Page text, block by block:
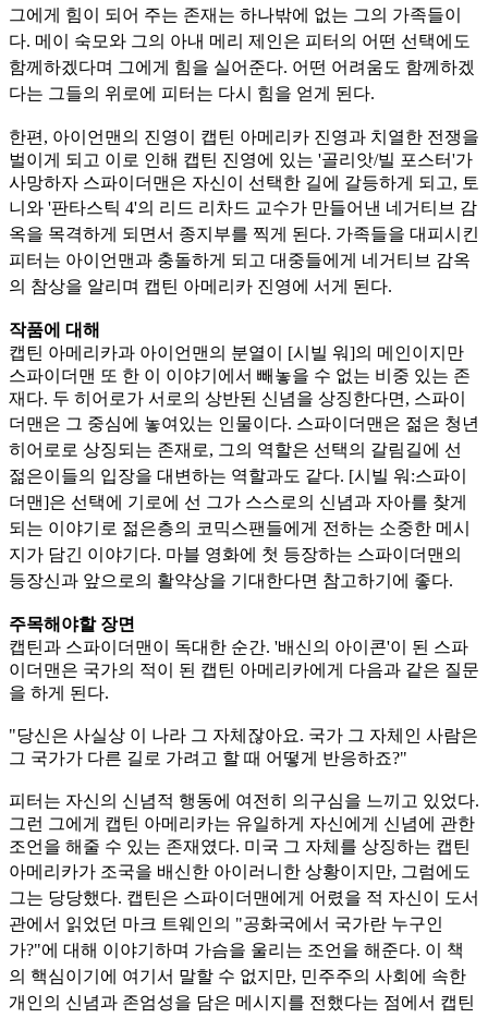
그에게 힘이 되어 주는 존재는 하나밖에 없는 그의 가족들이
다. 메이 숙모와 그의 아내 메리 제인은 피터의 어떤 선택에도
함께하겠다며 그에게 힘을 실어준다. 어떤 어려움도 함께하겠
다는 그들의 위로에 피터는 다시 힘을 얻게 된다.
한편, 아이언맨의 진영이 캡틴 아메리카 진영과 치열한 전쟁을
벌이게 되고 이로 인해 캡틴 진영에 있는 '골리앗/빌 포스터'가
사망하자 스파이더맨은 자신이 선택한 길에 갈등하게 되고, 토
니와 '판타스틱 4'의 리드 리차드 교수가 만들어낸 네거티브 감
옥을 목격하게 되면서 종지부를 찍게 된다. 가족들을 대피시킨
피터는 아이언맨과 충돌하게 되고 대중들에게 네거티브 감옥
의 참상을 알리며 캡틴 아메리카 진영에 서게 된다.
작품에 대해
캡틴 아메리카과 아이언맨의 분열이 [시빌 워]의 메인이지만
스파이더맨 또 한 이 이야기에서 빼놓을 수 없는 비중 있는 존
재다. 두 히어로가 서로의 상반된 신념을 상징한다면, 스파이
더맨은 그 중심에 놓여있는 인물이다. 스파이더맨은 젊은 청년
히어로로 상징되는 존재로, 그의 역할은 선택의 갈림길에 선
젊은이들의 입장을 대변하는 역할과도 같다. [시빌 워:스파이
더맨]은 선택에 기로에 선 그가 스스로의 신념과 자아를 찾게
되는 이야기로 젊은층의 코믹스팬들에게 전하는 소중한 메시
지가 담긴 이야기다. 마블 영화에 첫 등장하는 스파이더맨의
등장신과 앞으로의 활약상을 기대한다면 참고하기에 좋다.
주목해야할 장면
캡틴과 스파이더맨이 독대한 순간. '배신의 아이콘'이 된 스파
이더맨은 국가의 적이 된 캡틴 아메리카에게 다음과 같은 질문
을 하게 된다.
"당신은 사실상 이 나라 그 자체잖아요. 국가 그 자체인 사람은
그 국가가 다른 길로 가려고 할 때 어떻게 반응하죠?"
피터는 자신의 신념적 행동에 여전히 의구심을 느끼고 있었다.
그런 그에게 캡틴 아메리카는 유일하게 자신에게 신념에 관한
조언을 해줄 수 있는 존재였다. 미국 그 자체를 상징하는 캡틴
아메리카가 조국을 배신한 아이러니한 상황이지만, 그럼에도
그는 당당했다. 캡틴은 스파이더맨에게 어렸을 적 자신이 도서
관에서 읽었던 마크 트웨인의 "공화국에서 국가란 누구인
가?"에 대해 이야기하며 가슴을 울리는 조언을 해준다. 이 책
의 핵심이기에 여기서 말할 수 없지만, 민주주의 사회에 속한
개인의 신념과 존엄성을 담은 메시지를 전했다는 점에서 캡틴